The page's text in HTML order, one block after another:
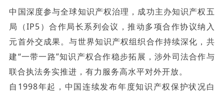
中国深度参与全球知识产权治理，成功主办知识产权五
局（IP5）合作局长系列会议，推动多项合作协议纳入
元首外交成果。与世界知识产权组织合作持续深化，共
建“一带一路”知识产权合作稳步拓展，涉外司法合作与
联合执法务实推进，有力服务高水平对外开放。
自1998年起，中国连续发布年度知识产权保护状况白